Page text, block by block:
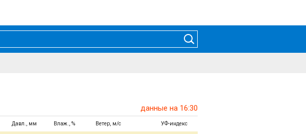
данные на 16:30
Давл., мм Влаж., % Ветер, м/с УФ-индекс